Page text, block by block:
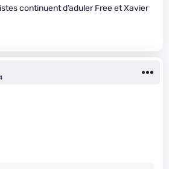
continuent d’aduler Free et Xavier